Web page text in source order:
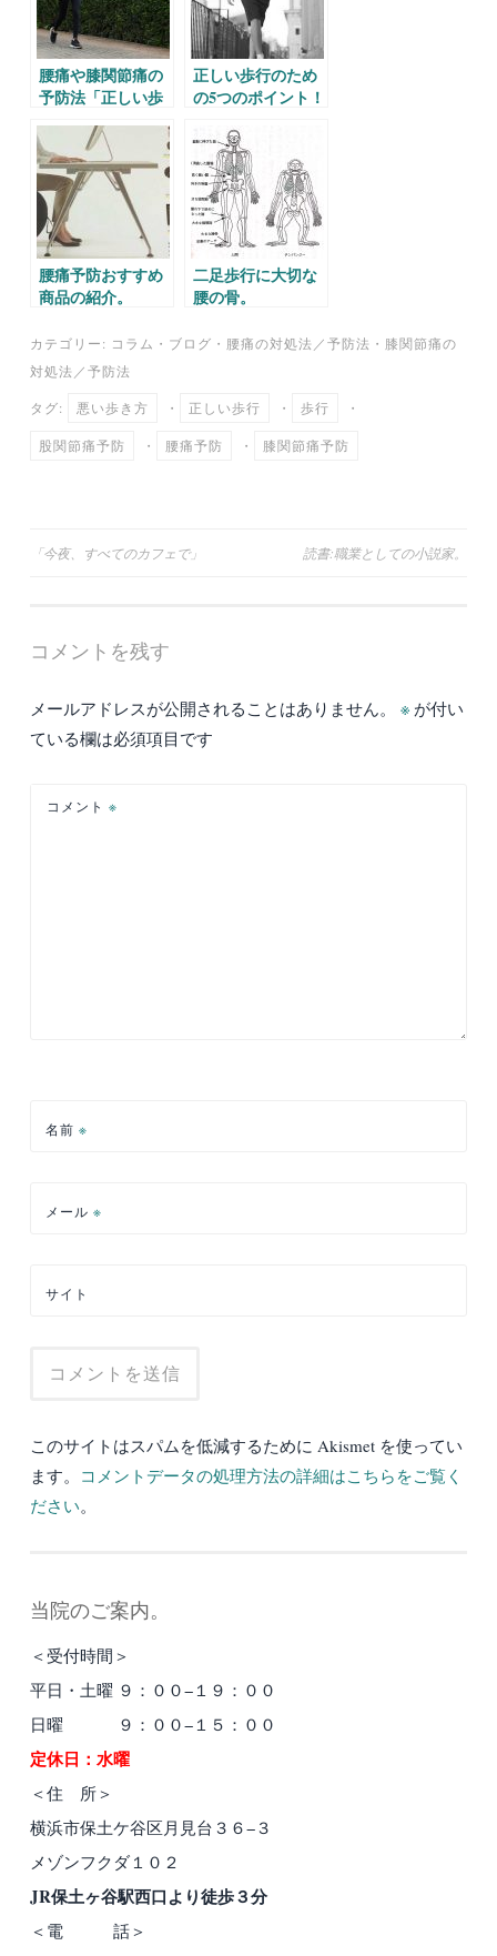
腰痛や膝関節痛の
予防法「正しい歩
正しい歩行のため
の5つのポイント！
腰痛予防おすすめ
商品の紹介。
二足歩行に大切な
腰の骨。
カテゴリー: コラム ・ ブログ ・ 腰痛の対処法／予防法 ・ 膝関節痛の
対処法／予防法
タグ: 悪い歩き方 ・ 正しい歩行 ・ 歩行 ・
股関節痛予防 ・ 腰痛予防 ・ 膝関節痛予防
投
ビ
ー
シ
「今夜、すべてのカフェで」 読書:職業としての小説家。
コメントを残す
メールアドレスが公開されることはありません。 ※ が付い
ている欄は必須項目です
コメント ※
名前 ※
メール ※
サイト
このサイトはスパムを低減するために Akismet を使ってい
ます。 コメントデータの処理方法の詳細はこちらをご覧く
ださい。
当院のご案内。
＜受付時間＞
平日・土曜 ９：００−１９：００
日曜 ９：００−１５：００
定休日：水曜
＜住 所＞
横浜市保土ケ谷区月見台３６−３
メゾンフクダ１０２
JR保土ヶ谷駅西口より徒歩３分
＜電 話＞